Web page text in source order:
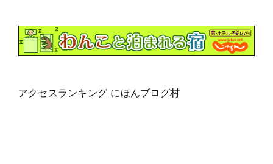
アクセスランキング にほんブログ村